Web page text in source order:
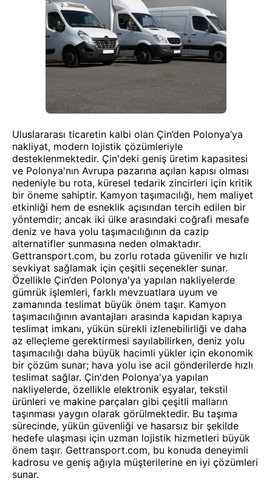
Uluslararası ticaretin kalbi olan Çin’den Polonya’ya
nakliyat, modern lojistik çözümleriyle
desteklenmektedir. Çin'deki geniş üretim kapasitesi
ve Polonya'nın Avrupa pazarına açılan kapısı olması
nedeniyle bu rota, küresel tedarik zincirleri için kritik
bir öneme sahiptir. Kamyon taşımacılığı, hem maliyet
etkinliği hem de esneklik açısından tercih edilen bir
yöntemdir; ancak iki ülke arasındaki coğrafi mesafe
deniz ve hava yolu taşımacılığının da cazip
alternatifler sunmasına neden olmaktadır.
Gettransport.com, bu zorlu rotada güvenilir ve hızlı
sevkiyat sağlamak için çeşitli seçenekler sunar.
Özellikle Çin’den Polonya'ya yapılan nakliyelerde
gümrük işlemleri, farklı mevzuatlara uyum ve
zamanında teslimat büyük önem taşır. Kamyon
taşımacılığının avantajları arasında kapıdan kapıya
teslimat imkanı, yükün sürekli izlenebilirliği ve daha
az elleçleme gerektirmesi sayılabilirken, deniz yolu
taşımacılığı daha büyük hacimli yükler için ekonomik
bir çözüm sunar; hava yolu ise acil gönderilerde hızlı
teslimat sağlar. Çin'den Polonya'ya yapılan
nakliyelerde, özellikle elektronik eşyalar, tekstil
ürünleri ve makine parçaları gibi çeşitli malların
taşınması yaygın olarak görülmektedir. Bu taşıma
sürecinde, yükün güvenliği ve hasarsız bir şekilde
hedefe ulaşması için uzman lojistik hizmetleri büyük
önem taşır. Gettransport.com, bu konuda deneyimli
kadrosu ve geniş ağıyla müşterilerine en iyi çözümleri
sunar.